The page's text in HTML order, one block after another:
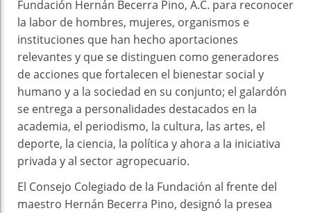
Fundación Hernán Becerra Pino, A.C. para reconocer
la labor de hombres, mujeres, organismos e
instituciones que han hecho aportaciones
relevantes y que se distinguen como generadores
de acciones que fortalecen el bienestar social y
humano y a la sociedad en su conjunto; el galardón
se entrega a personalidades destacados en la
academia, el periodismo, la cultura, las artes, el
deporte, la ciencia, la política y ahora a la iniciativa
privada y al sector agropecuario.
El Consejo Colegiado de la Fundación al frente del
maestro Hernán Becerra Pino, designó la presea